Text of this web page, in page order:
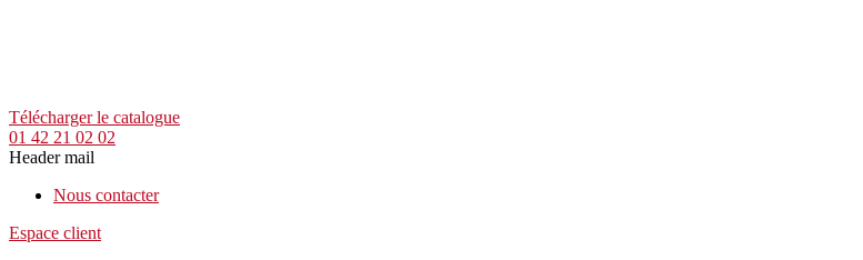
Télécharger le catalogue
01 42 21 02 02
Header mail
Nous contacter
Espace client